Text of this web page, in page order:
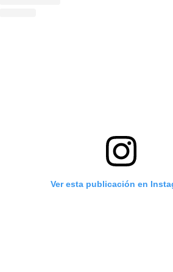
Ver esta publicación en